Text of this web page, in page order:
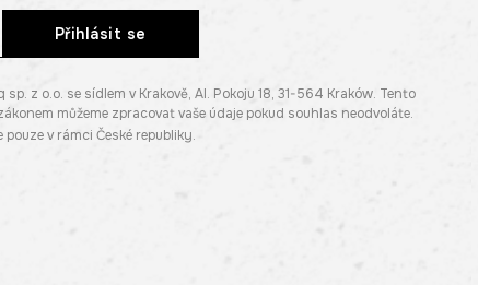
Přihlásit se
z o.o. se sídlem v Krakově, Al. Pokoju 18, 31-564 Kraków. Tento
můžeme zpracovat vaše údaje pokud souhlas neodvoláte.
pouze v rámci České republiky.